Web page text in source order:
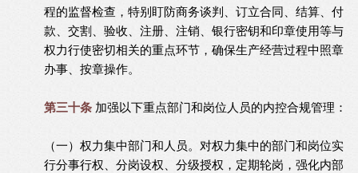
程的监督检查，特别盯防商务谈判、订立合同、结算、付
款、交割、验收、注册、注销、银行密钥和印章使用等与
权力行使密切相关的重点环节，确保生产经营过程中照章
办事、按章操作。
第三十条 加强以下重点部门和岗位人员的内控合规管理：
（一）权力集中部门和人员。对权力集中的部门和岗位实
行分事行权、分岗设权、分级授权，定期轮岗，强化内部